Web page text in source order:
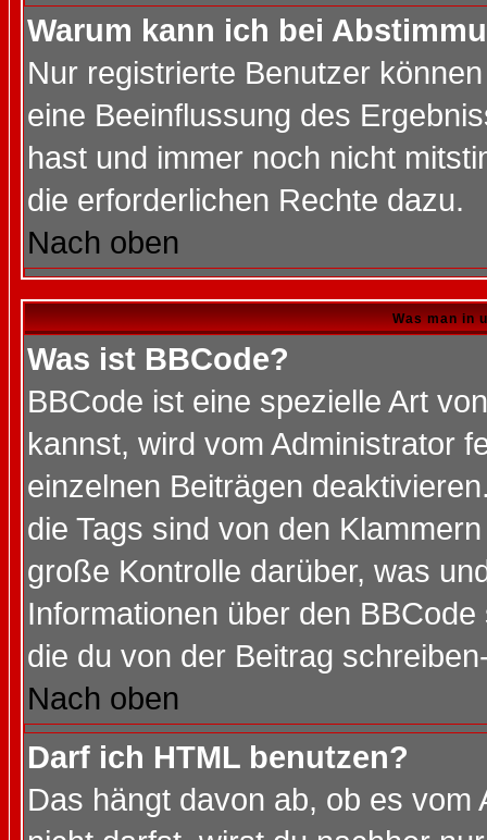
Warum kann ich bei
Nur registrierte Benutzer
eine Beeinflussung des
hast und immer noch nicht
die erforderlichen Rechte dazu.
Nach oben
Was man in
Was ist BBCode?
BBCode ist eine spezielle Art
kannst, wird vom Administrator
einzelnen Beiträgen
die Tags sind von den
große Kontrolle darüber, was
Informationen über den
die du von der Beitrag
Nach oben
Darf ich HTML benutzen?
Das hängt davon ab, ob es